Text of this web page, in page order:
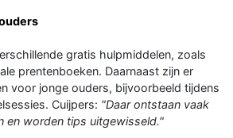
gratis hulpmiddelen, zoals
prentenboeken. Daarnaast zijn er
voor jonge ouders, bijvoorbeeld tijdens
Cuijpers: "Daar ontstaan vaak
en worden tips uitgewisseld."